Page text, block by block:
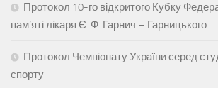
Протокол 10-го відкритого Кубку
памʼяті лікаря Є. Ф. Гарнич – Гарницького.
Протокол Чемпіонату України серед
спорту